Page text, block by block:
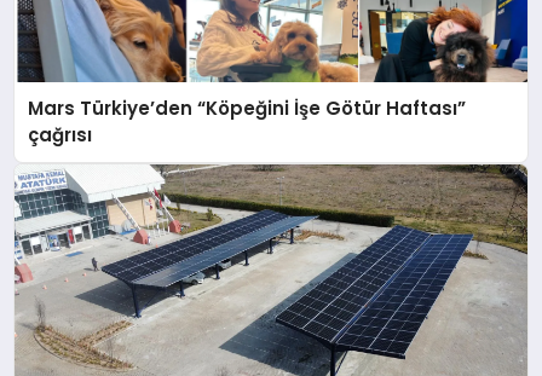
Mars Türkiye’den “Köpeğini İşe Götür Haftası”
çağrısı